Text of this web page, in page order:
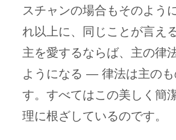
スチャンの場合もそのよう
れ以上に、同じことが言え
主を愛するならば、主の律
ようになる — 律法は主の
す。すべてはこの美しく簡
理に根ざしているのです。